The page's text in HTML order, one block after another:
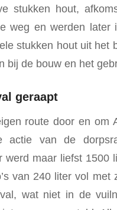
stukken hout,
weg en werden later
stukken hout uit het
bij de bouw en het
geraapt
route door en om
actie van de
maar liefst 1500
van 240 liter vol met
wat niet in de